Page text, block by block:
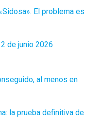
El problema es
de junio 2026
al menos en
la prueba definitiva de